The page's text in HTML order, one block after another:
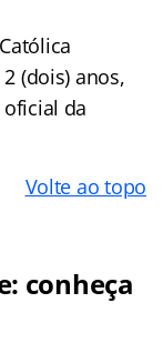
(dois) anos,
da
Volte ao topo
conheça